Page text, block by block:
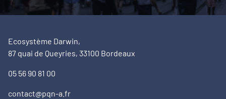
Ecosystème Darwin,
87 quai de Queyries, 33100 Bordeaux
05 56 90 81 00
contact@pqn-a.fr